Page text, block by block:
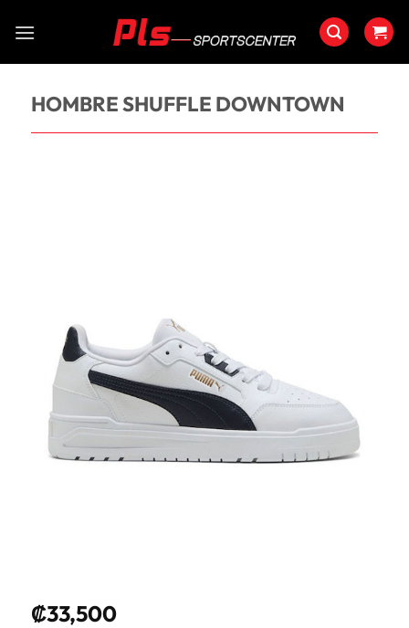
HOMBRE SHUFFLE DOWNTOWN
₡33,500